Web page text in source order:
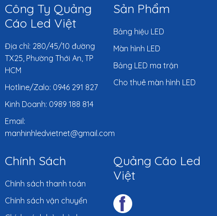
Công Ty Quảng
Cáo Led Việt
Địa chỉ: 280/45/10 đường
TX25, Phường Thới An, TP
HCM
Hotline/Zalo: 0946 291 827
Kinh Doanh: 0989 188 814
Email:
manhinhledvietnet@gmail.com
Sản Phẩm
Bảng hiệu LED
Màn hình LED
Bảng LED ma trận
Cho thuê màn hình LED
Chính Sách
Chính sách thanh toán
Chính sách vận chuyển
Quảng Cáo Led
Việt